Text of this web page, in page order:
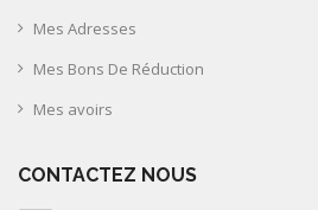
Mes Adresses
Mes Bons De Réduction
Mes avoirs
CONTACTEZ NOUS